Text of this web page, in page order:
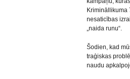
Krimināllikuma
nesaticības
„naida runu“.
Šodien, kad
traģiskas
naudu